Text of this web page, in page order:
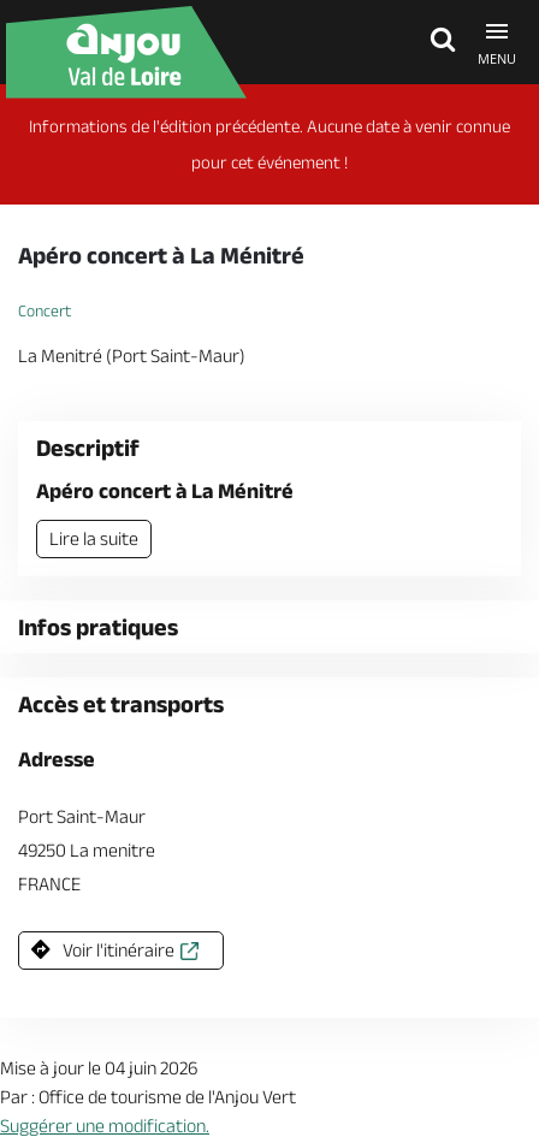
MENU
Découvrir
Agenda
Billetterie en ligne
Brochures & Cartes Offices de tourisme
Informations de l'édition précédente. Aucune date à venir connue
pour cet événement !
Apéro concert à La Ménitré
Concert
La Menitré (Port Saint-Maur)
Descriptif
Apéro concert à La Ménitré
Lire la suite
Infos pratiques
Accès et transports
Adresse
Port Saint-Maur
49250 La menitre
FRANCE
Voir l'itinéraire
Mise à jour le 04 juin 2026
Par : Office de tourisme de l'Anjou Vert
Suggérer une modification.